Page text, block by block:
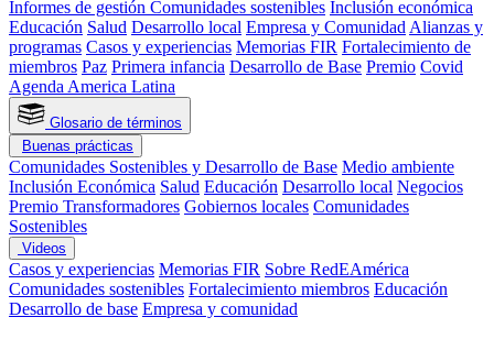
Informes de gestión Comunidades sostenibles Inclusión económica
Educación Salud Desarrollo local Empresa y ComunidadAlianzas y
programas Casos y experiencias Memorias FIR Fortalecimiento de
miembros Paz Primera infancia Desarrollo de Base Premio Covid
Agenda America Latina
Glosario de términos
Buenas prácticas
Comunidades Sostenibles y Desarrollo de Base Medio ambiente
Inclusión Económica Salud Educación Desarrollo local Negocios
Premio Transformadores Gobiernos locales Comunidades
Sostenibles
Videos
Casos y experiencias Memorias FIR Sobre RedEAmérica
Comunidades sostenibles Fortalecimiento miembros Educación
Desarrollo de base Empresa y comunidad